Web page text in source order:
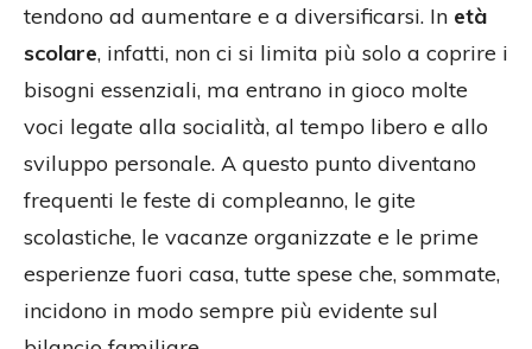
tendono ad aumentare e a diversificarsi. In età
scolare, infatti, non ci si limita più solo a coprire i
bisogni essenziali, ma entrano in gioco molte
voci legate alla socialità, al tempo libero e allo
sviluppo personale. A questo punto diventano
frequenti le feste di compleanno, le gite
scolastiche, le vacanze organizzate e le prime
esperienze fuori casa, tutte spese che, sommate,
incidono in modo sempre più evidente sul